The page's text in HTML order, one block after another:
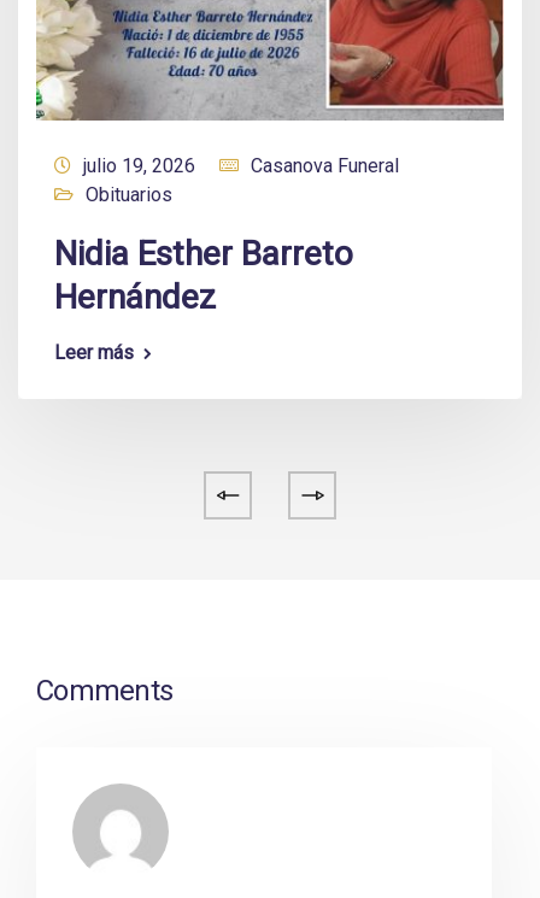
julio 19, 2026
Casanova Funeral
Obituarios
Nidia Esther Barreto
Hernández
Leer más
Comments